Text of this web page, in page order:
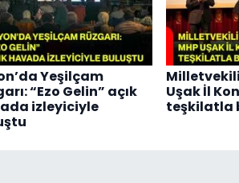
Yeşilçam
“Ezo Gelin” açık
izleyiciyle
Uşak İl
teşkilatla